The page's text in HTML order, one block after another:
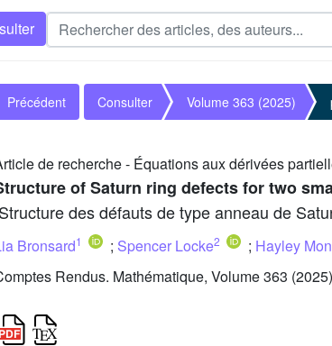
Précédent Consulter Volume 363 (2025)
de recherche - Équations aux dérivées
of Saturn ring defects for two
des défauts de type anneau de
Bronsard1 ; Spencer Locke2 ; Hayley
Rendus. Mathématique, Volume 363